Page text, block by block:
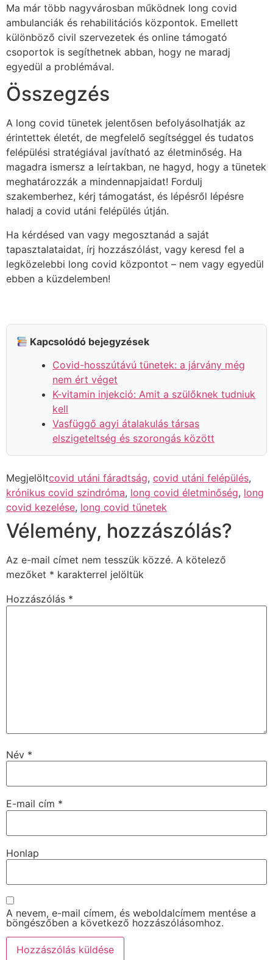
Ma már több nagyvárosban működnek long covid
ambulanciák és rehabilitációs központok. Emellett
különböző civil szervezetek és online támogató
csoportok is segíthetnek abban, hogy ne maradj
egyedül a problémával.
Összegzés
A long covid tünetek jelentősen befolyásolhatják az
érintettek életét, de megfelelő segítséggel és tudatos
felépülési stratégiával javítható az életminőség. Ha
magadra ismersz a leírtakban, ne hagyd, hogy a tünetek
meghatározzák a mindennapjaidat! Fordulj
szakemberhez, kérj támogatást, és lépésről lépésre
haladj a covid utáni felépülés útján.
Ha kérdésed van vagy megosztanád a saját
tapasztalataidat, írj hozzászólást, vagy keresd fel a
legközelebbi long covid központot – nem vagy egyedül
ebben a küzdelemben!
Kapcsolódó bejegyzések
Covid-hosszútávú tünetek: a járvány még
nem ért véget
K-vitamin injekció: Amit a szülőknek tudniuk
kell
Vasfüggő agyi átalakulás társas
elszigeteltség és szorongás között
Megjelöltcovid utáni fáradtság, covid utáni felépülés,
krónikus covid szindróma, long covid életminőség, long
covid kezelése, long covid tünetek
Vélemény, hozzászólás?
Az e-mail címet nem tesszük közzé. A kötelező
mezőket * karakterrel jelöltük
Hozzászólás *
Név *
E-mail cím *
Honlap
A nevem, e-mail címem, és weboldalcímem mentése a
böngészőben a következő hozzászólásomhoz.